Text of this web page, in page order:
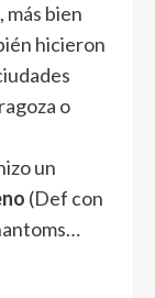
más bien
hicieron
o
un
(Def con